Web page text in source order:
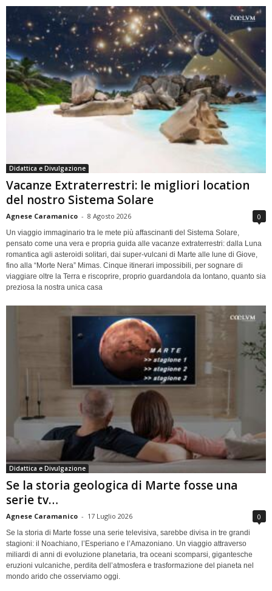
Didattica e Divulgazione
Vacanze Extraterrestri: le migliori location
del nostro Sistema Solare
Agnese Caramanico - 8 Agosto 2026 0
Un viaggio immaginario tra le mete più affascinanti del Sistema Solare,
pensato come una vera e propria guida alle vacanze extraterrestri: dalla Luna
romantica agli asteroidi solitari, dai super-vulcani di Marte alle lune di Giove,
fino alla “Morte Nera” Mimas. Cinque itinerari impossibili, per sognare di
viaggiare oltre la Terra e riscoprire, proprio guardandola da lontano, quanto sia
preziosa la nostra unica casa
Didattica e Divulgazione
Se la storia geologica di Marte fosse una
serie tv…
Agnese Caramanico - 17 Luglio 2026 0
Se la storia di Marte fosse una serie televisiva, sarebbe divisa in tre grandi
stagioni: il Noachiano, l’Esperiano e l’Amazoniano. Un viaggio attraverso
miliardi di anni di evoluzione planetaria, tra oceani scomparsi, gigantesche
eruzioni vulcaniche, perdita dell’atmosfera e trasformazione del pianeta nel
mondo arido che osserviamo oggi.